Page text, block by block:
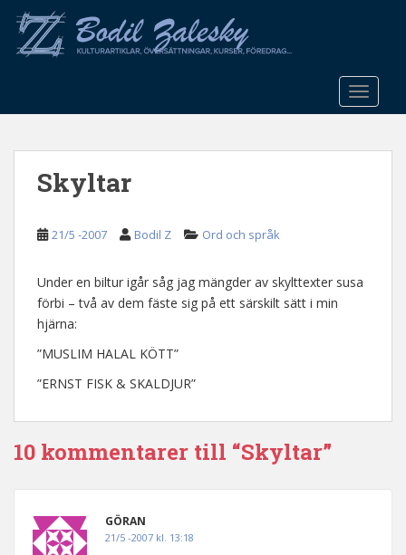
o
Skyltar
21/5 -2007 Bodil Z Ord och språk
Under en biltur igår såg jag mängder av skylttexter susa
förbi – två av dem fäste sig på ett särskilt sätt i min
hjärna:
”MUSLIM HALAL KÖTT”
”ERNST FISK & SKALDJUR”
10 kommentarer till “Skyltar”
GÖRAN
21/5 -2007 kl. 13:18